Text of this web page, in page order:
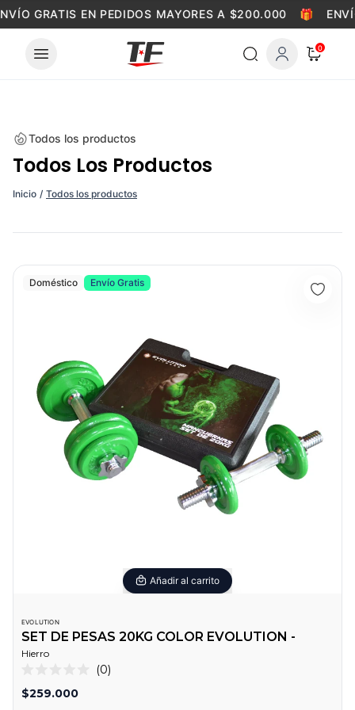
Skip to content
GRATIS EN PEDIDOS MAYORES A $200.000 🎁
0
Todos los productos
Todos Los Productos
Inicio / Todos los productos
SET DE PESAS 20KG COLOR EVOLUTION -
Doméstico Envío Gratis
Añadir al carrito
EVOLUTION
SET DE PESAS 20KG COLOR EVOLUTION -
Hierro
0
de
0
$259.000